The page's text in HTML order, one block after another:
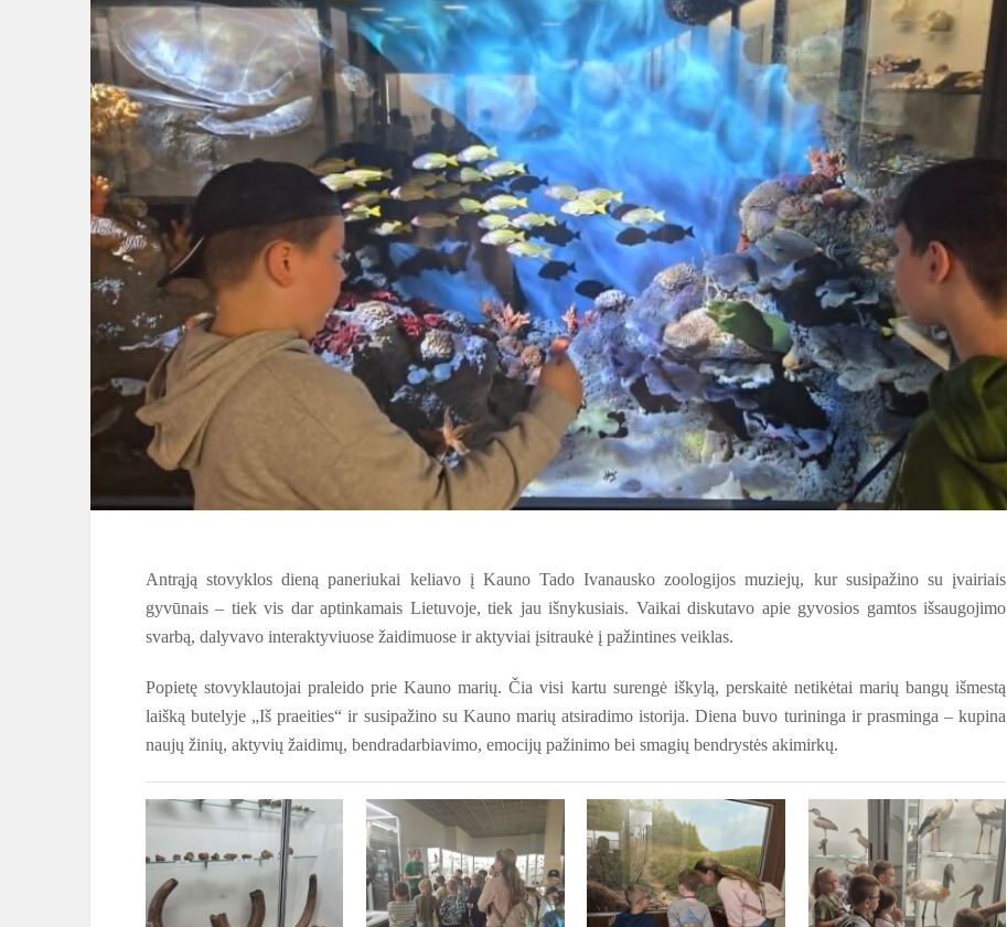
Antrąją stovyklos dieną paneriukai keliavo į Kauno Tado Ivanausko zoologijos muziejų, kur susipažino su įvairiais
gyvūnais – tiek vis dar aptinkamais Lietuvoje, tiek jau išnykusiais. Vaikai diskutavo apie gyvosios gamtos išsaugojimo
svarbą, dalyvavo interaktyviuose žaidimuose ir aktyviai įsitraukė į pažintines veiklas.
Popietę stovyklautojai praleido prie Kauno marių. Čia visi kartu surengė iškylą, perskaitė netikėtai marių bangų išmestą
laišką butelyje „Iš praeities“ ir susipažino su Kauno marių atsiradimo istorija. Diena buvo turininga ir prasminga – kupina
naujų žinių, aktyvių žaidimų, bendradarbiavimo, emocijų pažinimo bei smagių bendrystės akimirkų.